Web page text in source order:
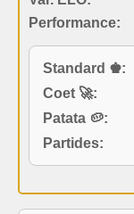
Performance:
Standard ♚:
Coet 🚀:
Patata 🥔:
Partides: